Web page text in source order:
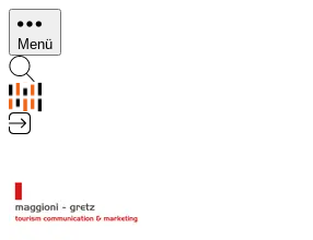
Direkt
zum
Inhalt
Menü